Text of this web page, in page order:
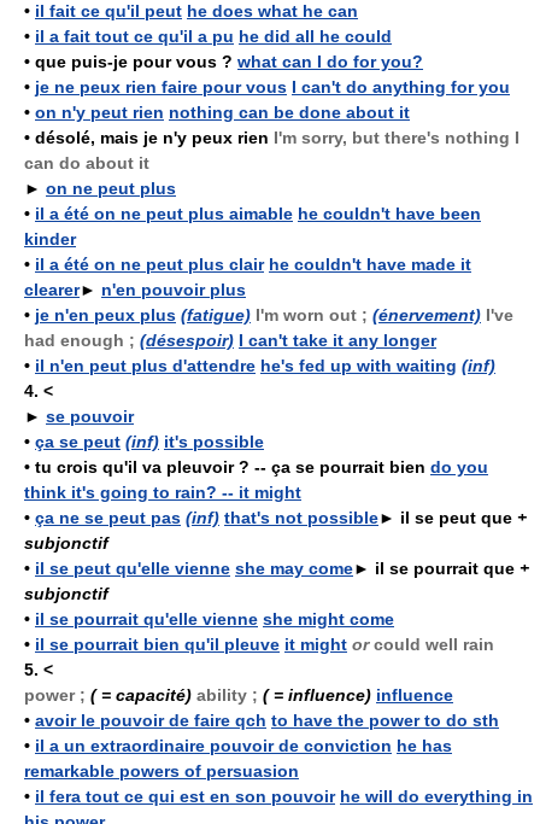
• il fait ce qu'il peut he does what he can
• il a fait tout ce qu'il a pu he did all he could
• que puis-je pour vous ? what can I do for you?
• je ne peux rien faire pour vous I can't do anything for you
• on n'y peut rien nothing can be done about it
• désolé, mais je n'y peux rien I'm sorry, but there's nothing I
can do about it
► on ne peut plus
• il a été on ne peut plus aimable he couldn't have been
kinder
• il a été on ne peut plus clair he couldn't have made it
clearer► n'en pouvoir plus
• je n'en peux plus (fatigue) I'm worn out ; (énervement) I've
had enough ; (désespoir) I can't take it any longer
• il n'en peut plus d'attendre he's fed up with waiting (inf)
4. <
► se pouvoir
• ça se peut (inf) it's possible
• tu crois qu'il va pleuvoir ? -- ça se pourrait bien do you
think it's going to rain? -- it might
• ça ne se peut pas (inf) that's not possible► il se peut que +
subjonctif
• il se peut qu'elle vienne she may come► il se pourrait que +
subjonctif
• il se pourrait qu'elle vienne she might come
• il se pourrait bien qu'il pleuve it might orcould well rain
5. <
power ; ( = capacité) ability ; ( = influence) influence
• avoir le pouvoir de faire qch to have the power to do sth
• il a un extraordinaire pouvoir de conviction he has
remarkable powers of persuasion
• il fera tout ce qui est en son pouvoir he will do everything in